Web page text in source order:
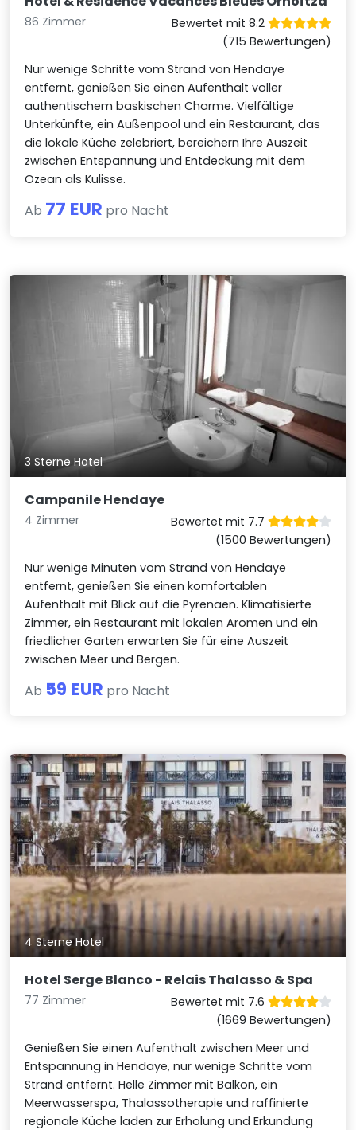
86 Zimmer
Bewertet mit 8.2
(715 Bewertungen)
Nur wenige Schritte vom Strand von Hendaye
entfernt, genießen Sie einen Aufenthalt voller
authentischem baskischen Charme. Vielfältige
Unterkünfte, ein Außenpool und ein Restaurant, das
die lokale Küche zelebriert, bereichern Ihre Auszeit
zwischen Entspannung und Entdeckung mit dem
Ozean als Kulisse.
Ab 77 EUR pro Nacht
3 Sterne Hotel
Campanile Hendaye
4 Zimmer
Bewertet mit 7.7
(1500 Bewertungen)
Nur wenige Minuten vom Strand von Hendaye
entfernt, genießen Sie einen komfortablen
Aufenthalt mit Blick auf die Pyrenäen. Klimatisierte
Zimmer, ein Restaurant mit lokalen Aromen und ein
friedlicher Garten erwarten Sie für eine Auszeit
zwischen Meer und Bergen.
Ab 59 EUR pro Nacht
4 Sterne Hotel
Hotel Serge Blanco - Relais Thalasso & Spa
77 Zimmer
Bewertet mit 7.6
(1669 Bewertungen)
Genießen Sie einen Aufenthalt zwischen Meer und
Entspannung in Hendaye, nur wenige Schritte vom
Strand entfernt. Helle Zimmer mit Balkon, ein
Meerwasserspa, Thalassotherapie und raffinierte
regionale Küche laden zur Erholung und Erkundung